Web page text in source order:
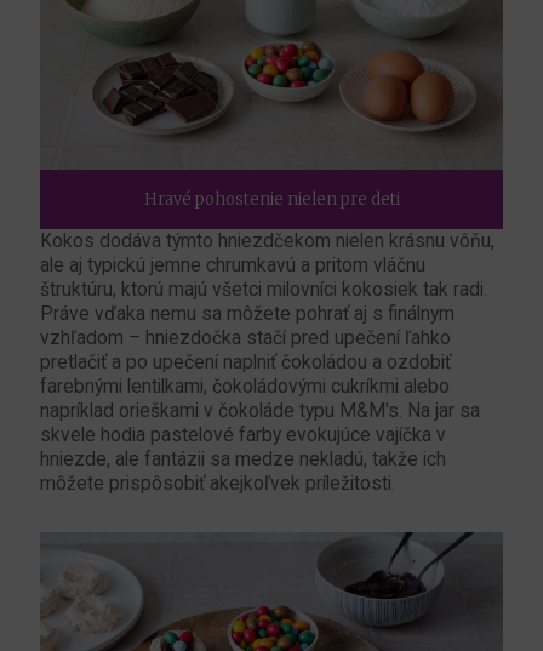
Hravé pohostenie nielen pre deti
Kokos dodáva týmto hniezdčekom nielen krásnu vôňu,
ale aj typickú jemne chrumkavú a pritom vláčnu
štruktúru, ktorú majú všetci milovníci kokosiek tak radi.
Práve vďaka nemu sa môžete pohrať aj s finálnym
vzhľadom – hniezdočka stačí pred upečení ľahko
pretlačiť a po upečení naplniť čokoládou a ozdobiť
farebnými lentilkami, čokoládovými cukríkmi alebo
napríklad orieškami v čokoláde typu M&M's. Na jar sa
skvele hodia pastelové farby evokujúce vajíčka v
hniezde, ale fantázii sa medze nekladú, takže ich
môžete prispôsobiť akejkoľvek príležitosti.